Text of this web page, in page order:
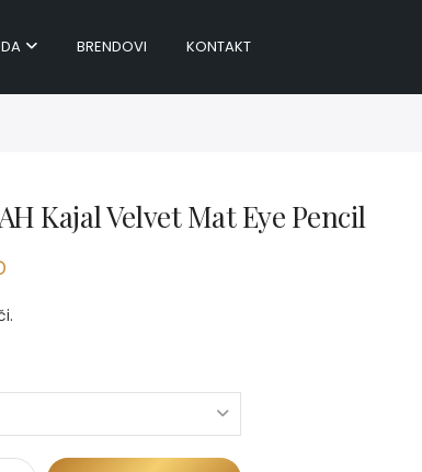
BRENDOVI KONTAKT
Kajal Velvet Mat Eye Pencil